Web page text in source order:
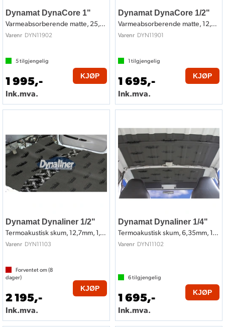
Dynamat DynaCore 1"
Varmeabsorberende matte, 25,4mm, 1,1m2
Varenr DYN11902
5tilgjengelig
1 995,-
Ink.mva.
KJØP
Dynamat DynaCore 1/2"
Varmeabsorberende matte, 12,7mm, 1,1m2
Varenr DYN11901
1 tilgjengelig
1 695,-
Ink.mva.
KJØP
Dynamat Dynaliner 1/2"
Termoakustisk skum, 12,7mm, 1,11m2
Varenr DYN11103
Forventet om (8
dager)
2 195,-
Ink.mva.
KJØP
Dynamat Dynaliner 1/4"
Termoakustisk skum, 6,35mm, 1,11m2
Varenr DYN11102
6tilgjengelig
1 695,-
Ink.mva.
KJØP